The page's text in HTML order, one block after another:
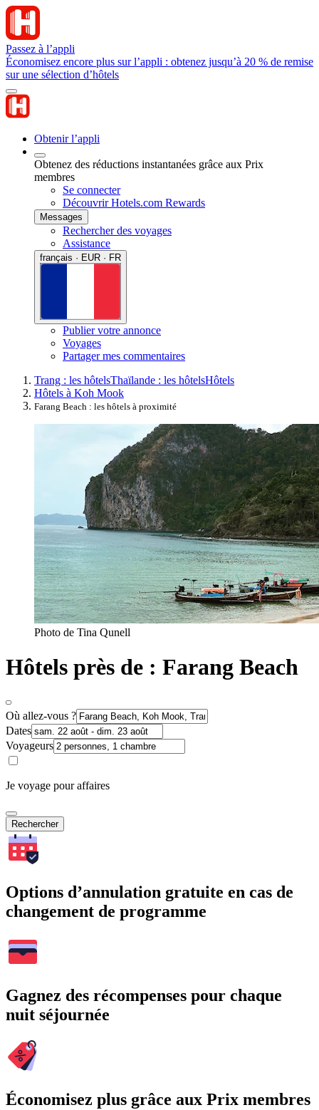
Passez à l’appli
Économisez encore plus sur l’appli : obtenez jusqu’à 20 % de remise
sur une sélection d’hôtels
Obtenir l’appli
Obtenez des réductions instantanées grâce aux Prix
membres
Se connecter
Découvrir Hotels.com Rewards
Messages
Rechercher des voyages
Assistance
français · EUR · FR
Publier votre annonce
Voyages
Partager mes commentaires
Trang : les hôtelsThaïlande : les hôtelsHôtels
Hôtels à Koh Mook
Farang Beach : les hôtels à proximité
Photo de Tina Qunell
Hôtels près de : Farang Beach
Où allez-vous ?
Dates
Voyageurs
Je voyage pour affaires
Rechercher
Options d’annulation gratuite en cas de
changement de programme
Gagnez des récompenses pour chaque
nuit séjournée
Économisez plus grâce aux Prix membres